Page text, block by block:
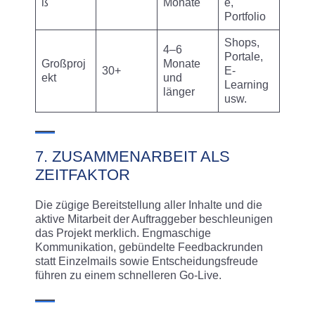
ß Monate
e,
Portfolio
Großproj
ekt
30+
4–6
Monate
und
länger
Shops,
Portale,
E-
Learning
usw.
7. ZUSAMMENARBEIT ALS
ZEITFAKTOR
Die zügige Bereitstellung aller Inhalte und die
aktive Mitarbeit der Auftraggeber beschleunigen
das Projekt merklich. Engmaschige
Kommunikation, gebündelte Feedbackrunden
statt Einzelmails sowie Entscheidungsfreude
führen zu einem schnelleren Go-Live.